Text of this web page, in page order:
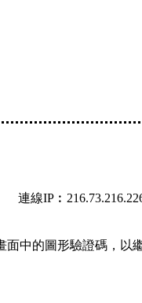
連線
面中的圖形驗證碼，以